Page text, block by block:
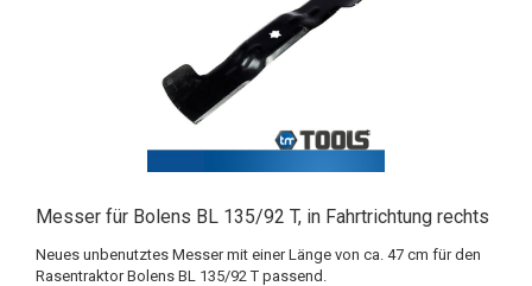
Messer für Bolens BL 135/92 T, in Fahrtrichtung rechts
Neues unbenutztes Messer mit einer Länge von ca. 47 cm für den
Rasentraktor Bolens BL 135/92 T passend.